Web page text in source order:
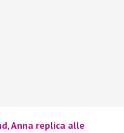
Anna replica alle